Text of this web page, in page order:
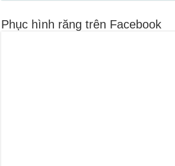
Phục hình răng trên Facebook